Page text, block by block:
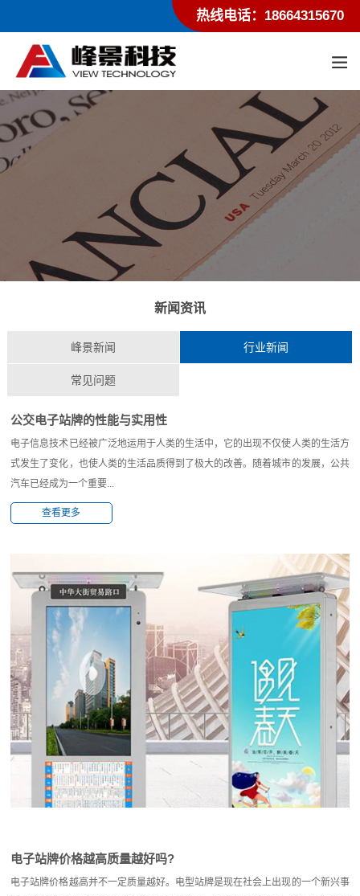
热线电话：18664315670
新闻资讯
峰景新闻 行业新闻
常见问题
公交电子站牌的性能与实用性
电子信息技术已经被广泛地运用于人类的生活中，它的出现不仅使人类的生活方
式发生了变化，也使人类的生活品质得到了极大的改善。随着城市的发展，公共
汽车已经成为一个重要...
查看更多
电子站牌价格越高质量越好吗?
电子站牌价格越高并不一定质量越好。电型站牌是现在社会上出现的一个新兴事